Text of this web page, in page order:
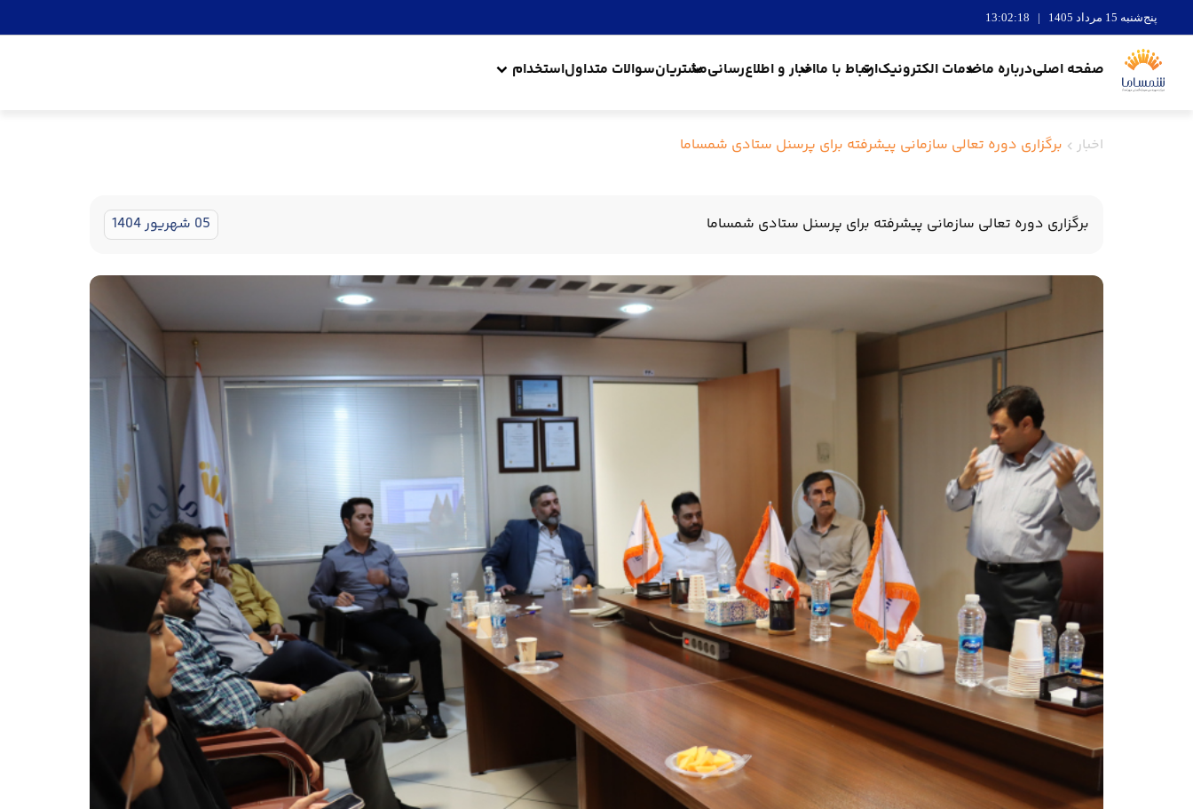
پنج‌شنبه 15 مرداد 1405 | 13:02:19
صفحه اصلیدرباره ماخدمات الکترونیکارتباط با مااخبار و اطلاع‌رسانیمشتریانسوالات متداولاستخدام
اخبار برگزاری دوره تعالی سازمانی پیشرفته برای پرسنل ستادی شمساما
برگزاری دوره تعالی سازمانی پیشرفته برای پرسنل ستادی شمساما 05 شهریور 1404